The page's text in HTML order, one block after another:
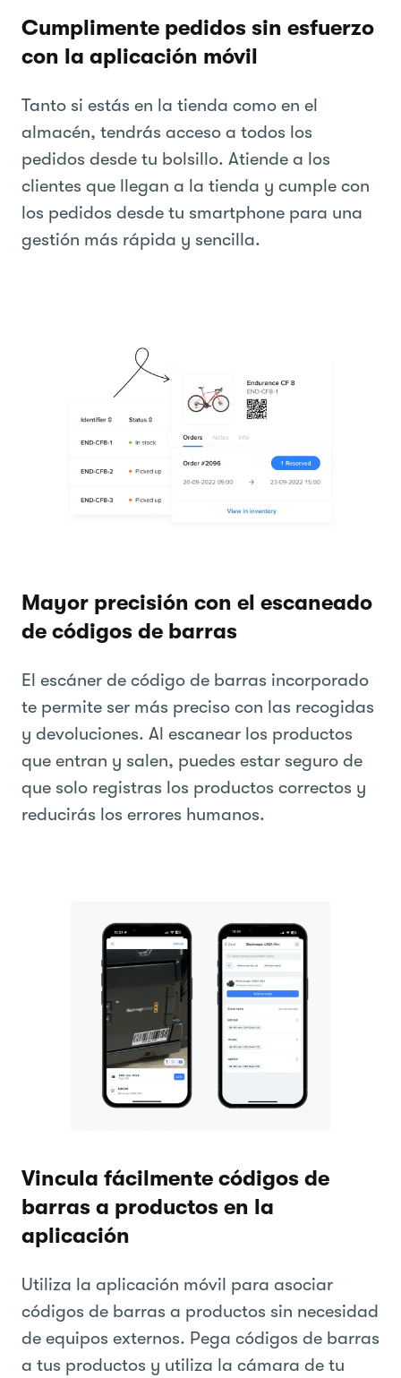
Cumplimente pedidos sin esfuerzo
con la aplicación móvil
Tanto si estás en la tienda como en el
almacén, tendrás acceso a todos los
pedidos desde tu bolsillo. Atiende a los
clientes que llegan a la tienda y cumple con
los pedidos desde tu smartphone para una
gestión más rápida y sencilla.
Mayor precisión con el escaneado
de códigos de barras
El escáner de código de barras incorporado
te permite ser más preciso con las recogidas
y devoluciones. Al escanear los productos
que entran y salen, puedes estar seguro de
que solo registras los productos correctos y
reducirás los errores humanos.
Vincula fácilmente códigos de
barras a productos en la
aplicación
Utiliza la aplicación móvil para asociar
códigos de barras a productos sin necesidad
de equipos externos. Pega códigos de barras
a tus productos y utiliza la cámara de tu